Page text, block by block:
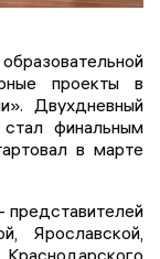
проекты в
Двухдневный
финальным
в марте
представителей
Ярославской,